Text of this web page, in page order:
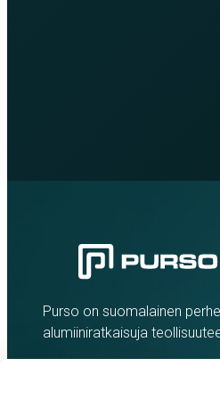
Purso on suomalainen
alumiiniratkaisuja